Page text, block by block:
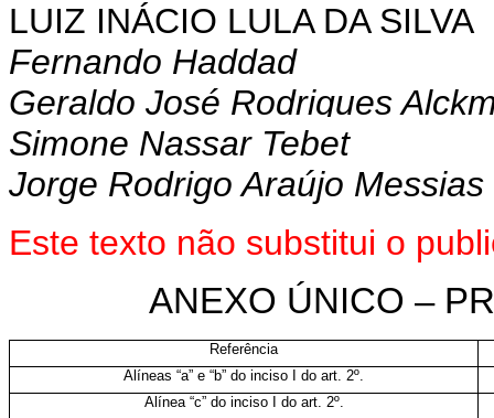
LUIZ INÁCIO LULA DA SILVA
Fernando Haddad
Geraldo José Rodrigues
Simone Nassar Tebet
Jorge Rodrigo Araújo Messias
Este texto não substitui o
ANEXO ÚNICO –
Referência
Alíneas “a” e “b” do inciso I do art. 2º.
Alínea “c” do inciso I do art. 2º.